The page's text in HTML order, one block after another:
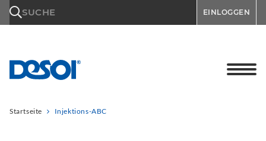
SUCHE EINLOGGEN
Startseite Injektions-ABC